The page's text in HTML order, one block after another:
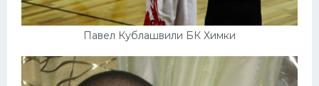
Павел Кублашвили БК Химки